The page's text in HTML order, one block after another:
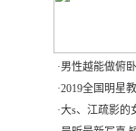
·男性越能做俯
·2019全国明星
·大s、江疏影的